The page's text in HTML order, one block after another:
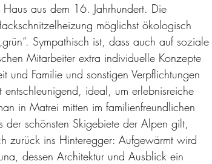
aus dem 16. Jahrhundert. Die
möglichst ökologisch
Sympathisch ist, dass auch auf soziale
Mitarbeiter extra ­individuelle Konzepte
Familie und sonstigen Verpflichtungen
ideal, um erlebnisreiche
in Matrei mitten im familienfreundlichen
der schönsten Skigebiete der Alpen gilt,
zurück ins Hinteregger: Aufgewärmt wird
dessen Architektur und Ausblick ein